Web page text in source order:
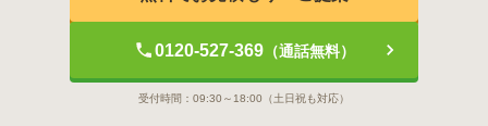
0120-527-369（通話無料）
受付時間： 09:30～18:00 （土日祝も対応）